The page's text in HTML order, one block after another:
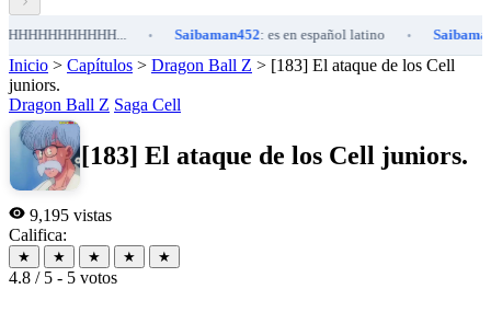
• Saibaman452: es en español latino • Saibaman452:
Inicio > Capítulos > Dragon Ball Z > [183] El ataque de los Cell
juniors.
Dragon Ball Z Saga Cell
[183] El ataque de los Cell juniors.
9,195 vistas
Califica:
★ ★ ★ ★ ★
4.8 / 5 - 5 votos